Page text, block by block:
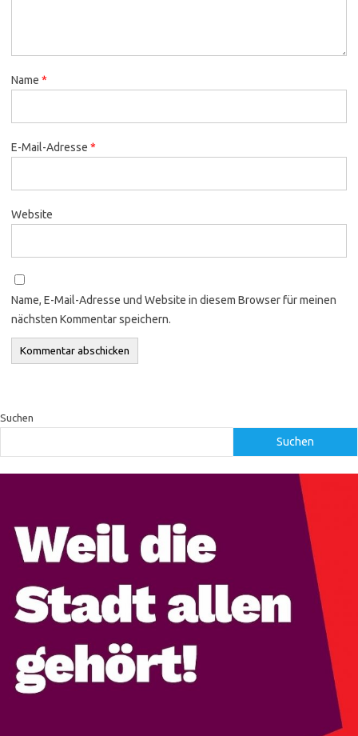
Name *
E-Mail-Adresse *
Website
Name, E-Mail-Adresse und Website in diesem Browser für meinen
nächsten Kommentar speichern.
Suchen
Suchen